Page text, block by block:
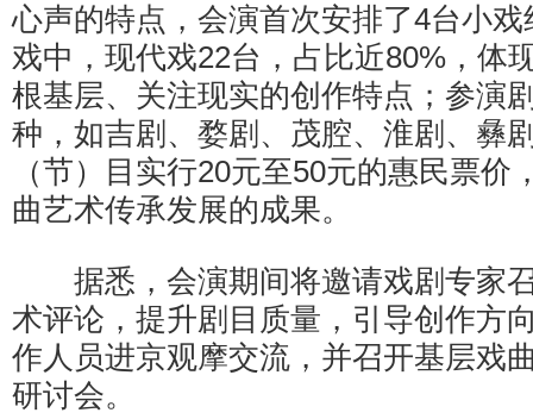
心声的特点，会演首次安排了4台小
戏中，现代戏22台，占比近80%，体
根基层、关注现实的创作特点；参演
种，如吉剧、婺剧、茂腔、淮剧、彝
（节）目实行20元至50元的惠民票价
曲艺术传承发展的成果。
据悉，会演期间将邀请戏剧专家
术评论，提升剧目质量，引导创作方
作人员进京观摩交流，并召开基层戏
研讨会。